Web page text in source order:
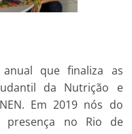
que finaliza as
da Nutrição e
Em 2019 nós do
presença no Rio de